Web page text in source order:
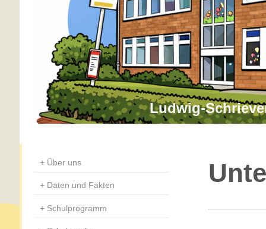
Ludwig-
Über uns
Daten und Fakten
Schulprogramm